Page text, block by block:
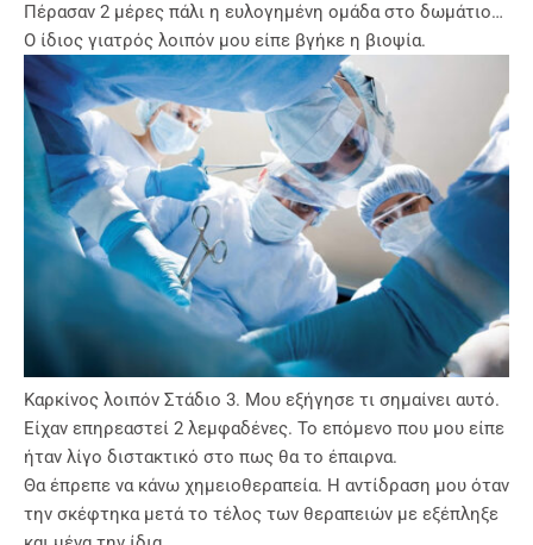
Πέρασαν 2 μέρες πάλι η ευλογημένη ομάδα στο δωμάτιο…
Ο ίδιος γιατρός λοιπόν μου είπε βγήκε η βιοψία.
Καρκίνος λοιπόν Στάδιο 3. Μου εξήγησε τι σημαίνει αυτό.
Είχαν επηρεαστεί 2 λεμφαδένες. Το επόμενο που μου είπε
ήταν λίγο διστακτικό στο πως θα το έπαιρνα.
Θα έπρεπε να κάνω χημειοθεραπεία. Η αντίδραση μου όταν
την σκέφτηκα μετά το τέλος των θεραπειών με εξέπληξε